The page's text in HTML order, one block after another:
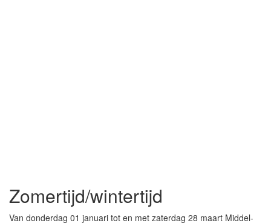
Zomertijd/wintertijd
Van donderdag 01 januari tot en met zaterdag 28 maart Middel-